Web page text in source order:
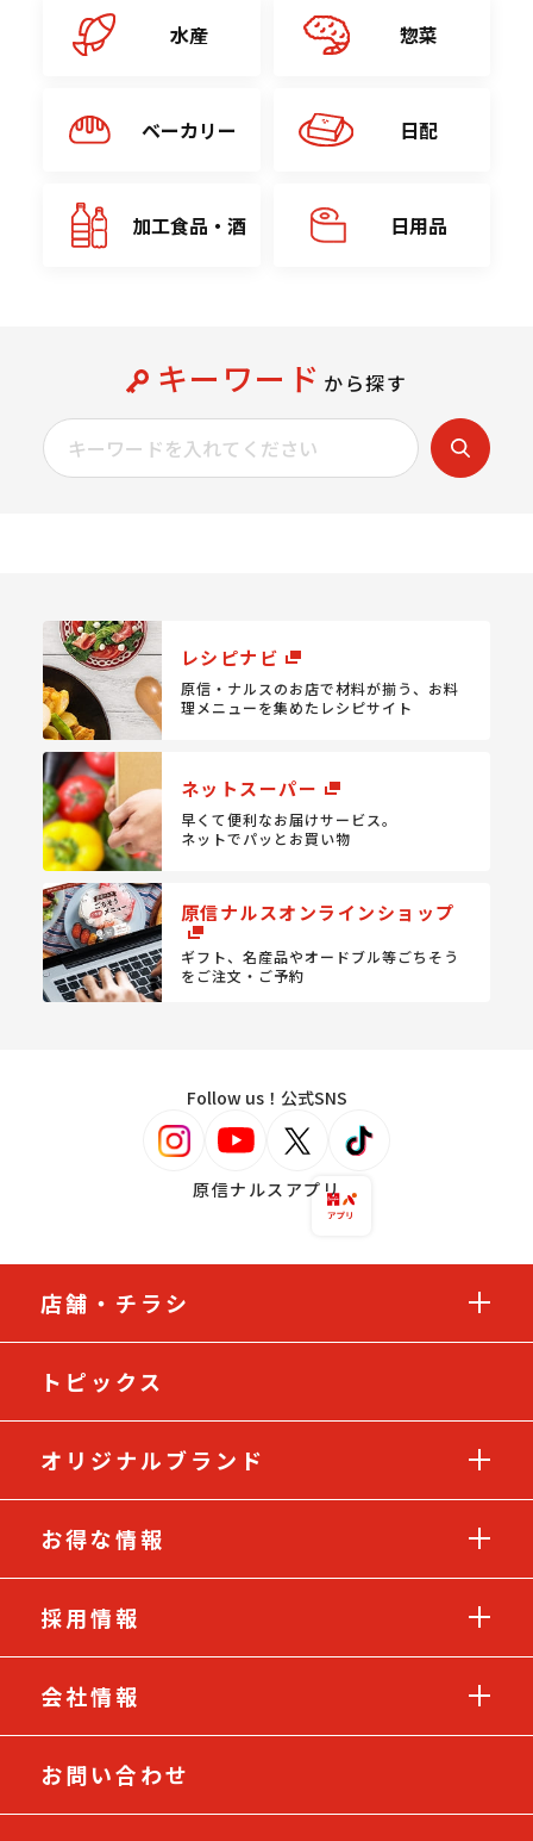
水産 惣菜
ベーカリー 日配
加工食品・酒 日用品
キーワード から探す
レシピナビ
原信・ナルスのお店で材料が揃う、 お料
理メニューを集めたレシピサイト
ネットスーパー
早くて便利なお届けサービス。
ネットでパッとお買い物
原信ナルスオンラインショップ
ギフト、名産品やオードブル等ごちそう
をご注文・ご予約
Follow us！公式SNS
原信ナルスアプリ
店舗・チラシ
トピックス
オリジナルブランド
お得な情報
採用情報
会社情報
お問い合わせ